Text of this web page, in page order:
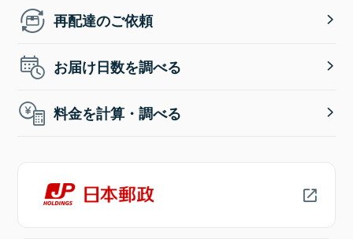
再配達のご依頼
お届け日数を調べる
料金を計算・調べる